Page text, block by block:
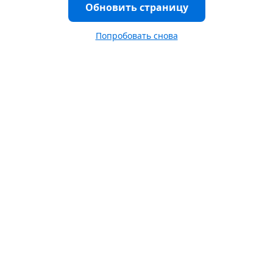
Обновить страницу
Попробовать снова